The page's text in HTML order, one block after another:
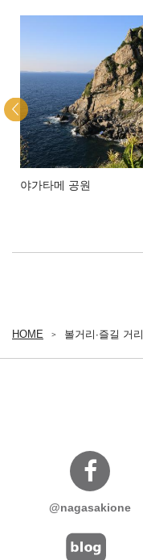
야가타메 공원
HOME 볼거리∙즐길 거리
@nagasakione